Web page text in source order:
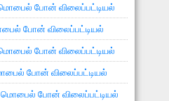
போன் விலைப்பட்டியல்
போன் விலைப்பட்டியல்
போன் விலைப்பட்டியல்
போன் விலைப்பட்டியல்
மொபைல் போன் விலைப்பட்டியல்